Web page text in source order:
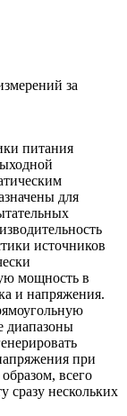
за
питания
для
источников
мощность в
и напряжения.
диапазоны
при
всего
сразу нескольких